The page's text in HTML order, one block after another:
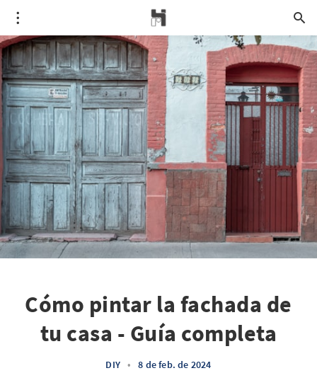
Cómo pintar la fachada de
tu casa - Guía completa
DIY • 8 de feb. de 2024